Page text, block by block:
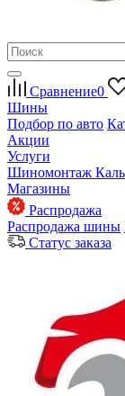
Сравнение0
Шины
Подбор по авто
Акции
Услуги
Шиномонтаж
Магазины
Распродажа
Распродажа шины
Статус заказа